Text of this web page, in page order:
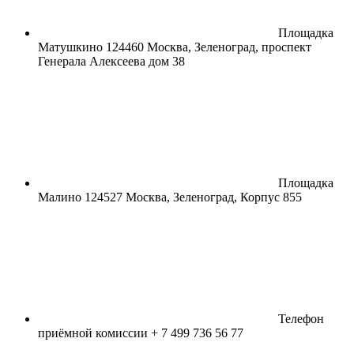
Площадка
Матушкино 124460 Москва, Зеленоград, проспект
Генерала Алексеева дом 38
Площадка
Малино 124527 Москва, Зеленоград, Корпус 855
Телефон
приёмной комиссии + 7 499 736 56 77